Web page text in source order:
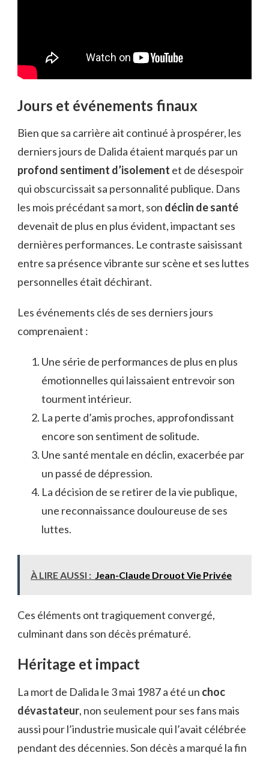
Jours et événements finaux
Bien que sa carrière ait continué à prospérer, les
derniers jours de Dalida étaient marqués par un
profond sentiment d’isolement et de désespoir
qui obscurcissait sa personnalité publique. Dans
les mois précédant sa mort, son déclin de santé
devenait de plus en plus évident, impactant ses
dernières performances. Le contraste saisissant
entre sa présence vibrante sur scène et ses luttes
personnelles était déchirant.
Les événements clés de ses derniers jours
comprenaient :
Une série de performances de plus en plus
émotionnelles qui laissaient entrevoir son
tourment intérieur.
La perte d’amis proches, approfondissant
encore son sentiment de solitude.
Une santé mentale en déclin, exacerbée par
un passé de dépression.
La décision de se retirer de la vie publique,
une reconnaissance douloureuse de ses
luttes.
À LIRE AUSSI : Jean-Claude Drouot Vie Privée
Ces éléments ont tragiquement convergé,
culminant dans son décès prématuré.
Héritage et impact
La mort de Dalida le 3 mai 1987 a été un choc
dévastateur, non seulement pour ses fans mais
aussi pour l’industrie musicale qui l’avait célébrée
pendant des décennies. Son décès a marqué la fin